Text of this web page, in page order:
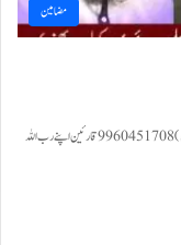
مضامین
از قلم: محمد سرور شریف ابن یوسف شریف (معلم مؤیدالمسلمین پرائمری اسکول پربھنی) 9960451708 قارئین اپنے رب اللہ